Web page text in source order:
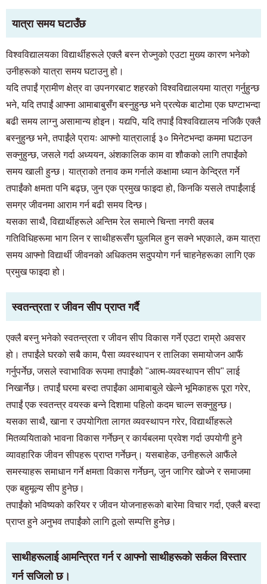
यात्रा समय घटाउँछ
विश्वविद्यालयका विद्यार्थीहरूले एक्लै बस्न रोज्नुको एउटा मुख्य कारण भनेको
उनीहरूको यात्रा समय घटाउनु हो।
यदि तपाईं ग्रामीण क्षेत्र वा उपनगरबाट शहरको विश्वविद्यालयमा यात्रा गर्नुहुन्छ
भने, यदि तपाईं आफ्ना आमाबाबुसँग बस्नुहुन्छ भने प्रत्येक बाटोमा एक घण्टाभन्दा
बढी समय लाग्नु असामान्य होइन। यद्यपि, यदि तपाईं विश्वविद्यालय नजिकै एक्लै
बस्नुहुन्छ भने, तपाईंले प्रायः आफ्नो यात्रालाई ३० मिनेटभन्दा कममा घटाउन
सक्नुहुन्छ, जसले गर्दा अध्ययन, अंशकालिक काम वा शौकको लागि तपाईंको
समय खाली हुन्छ। यात्राको तनाव कम गर्नाले कक्षामा ध्यान केन्द्रित गर्ने
तपाईंको क्षमता पनि बढ्छ, जुन एक प्रमुख फाइदा हो, किनकि यसले तपाईंलाई
समग्र जीवनमा आराम गर्न बढी समय दिन्छ।
यसका साथै, विद्यार्थीहरूले अन्तिम रेल समात्ने चिन्ता नगरी क्लब
गतिविधिहरूमा भाग लिन र साथीहरूसँग घुलमिल हुन सक्ने भएकाले, कम यात्रा
समय आफ्नो विद्यार्थी जीवनको अधिकतम सदुपयोग गर्न चाहनेहरूका लागि एक
प्रमुख फाइदा हो।
स्वतन्त्रता र जीवन सीप प्राप्त गर्दै
एक्लै बस्नु भनेको स्वतन्त्रता र जीवन सीप विकास गर्ने एउटा राम्रो अवसर
हो। तपाईंले घरको सबै काम, पैसा व्यवस्थापन र तालिका समायोजन आफैं
गर्नुपर्नेछ, जसले स्वाभाविक रूपमा तपाईंको "आत्म-व्यवस्थापन सीप" लाई
निखार्नेछ। तपाईं घरमा बस्दा तपाईंका आमाबाबुले खेल्ने भूमिकाहरू पूरा गरेर,
तपाईं एक स्वतन्त्र वयस्क बन्ने दिशामा पहिलो कदम चाल्न सक्नुहुन्छ।
यसका साथै, खाना र उपयोगिता लागत व्यवस्थापन गरेर, विद्यार्थीहरूले
मितव्ययिताको भावना विकास गर्नेछन् र कार्यबलमा प्रवेश गर्दा उपयोगी हुने
व्यावहारिक जीवन सीपहरू प्राप्त गर्नेछन्। यसबाहेक, उनीहरूले आफैंले
समस्याहरू समाधान गर्ने क्षमता विकास गर्नेछन्, जुन जागिर खोज्ने र समाजमा
एक बहुमूल्य सीप हुनेछ।
तपाईंको भविष्यको करियर र जीवन योजनाहरूको बारेमा विचार गर्दा, एक्लै बस्दा
प्राप्त हुने अनुभव तपाईंको लागि ठूलो सम्पत्ति हुनेछ।
साथीहरूलाई आमन्त्रित गर्न र आफ्नो साथीहरूको सर्कल विस्तार
गर्न सजिलो छ।